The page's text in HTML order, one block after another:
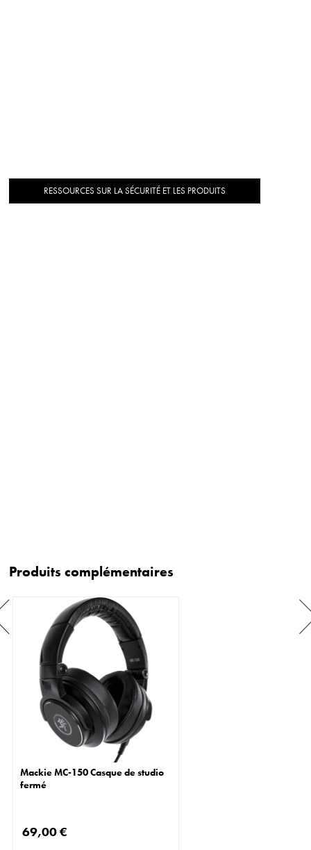
RESSOURCES SUR LA SÉCURITÉ ET LES PRODUITS
Produits complémentaires
Mackie MC-150 Casque de studio
fermé
69,00 €